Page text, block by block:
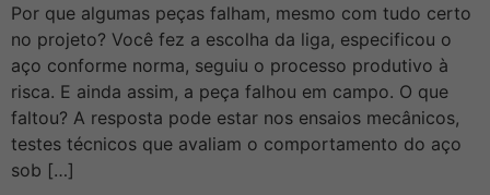
Por que algumas peças falham, mesmo com tudo certo
no projeto? Você fez a escolha da liga, especificou o
aço conforme norma, seguiu o processo produtivo à
risca. E ainda assim, a peça falhou em campo. O que
faltou? A resposta pode estar nos ensaios mecânicos,
testes técnicos que avaliam o comportamento do aço
sob […]